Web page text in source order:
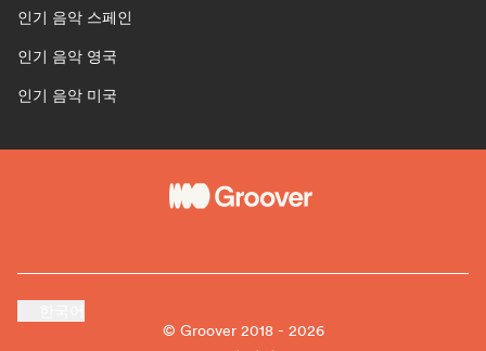
인기 음악 스페인
인기 음악 영국
인기 음악 미국
© Groover 2018 - 2026